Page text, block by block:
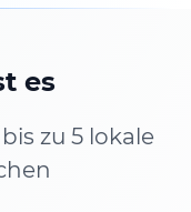
es
zu 5 lokale